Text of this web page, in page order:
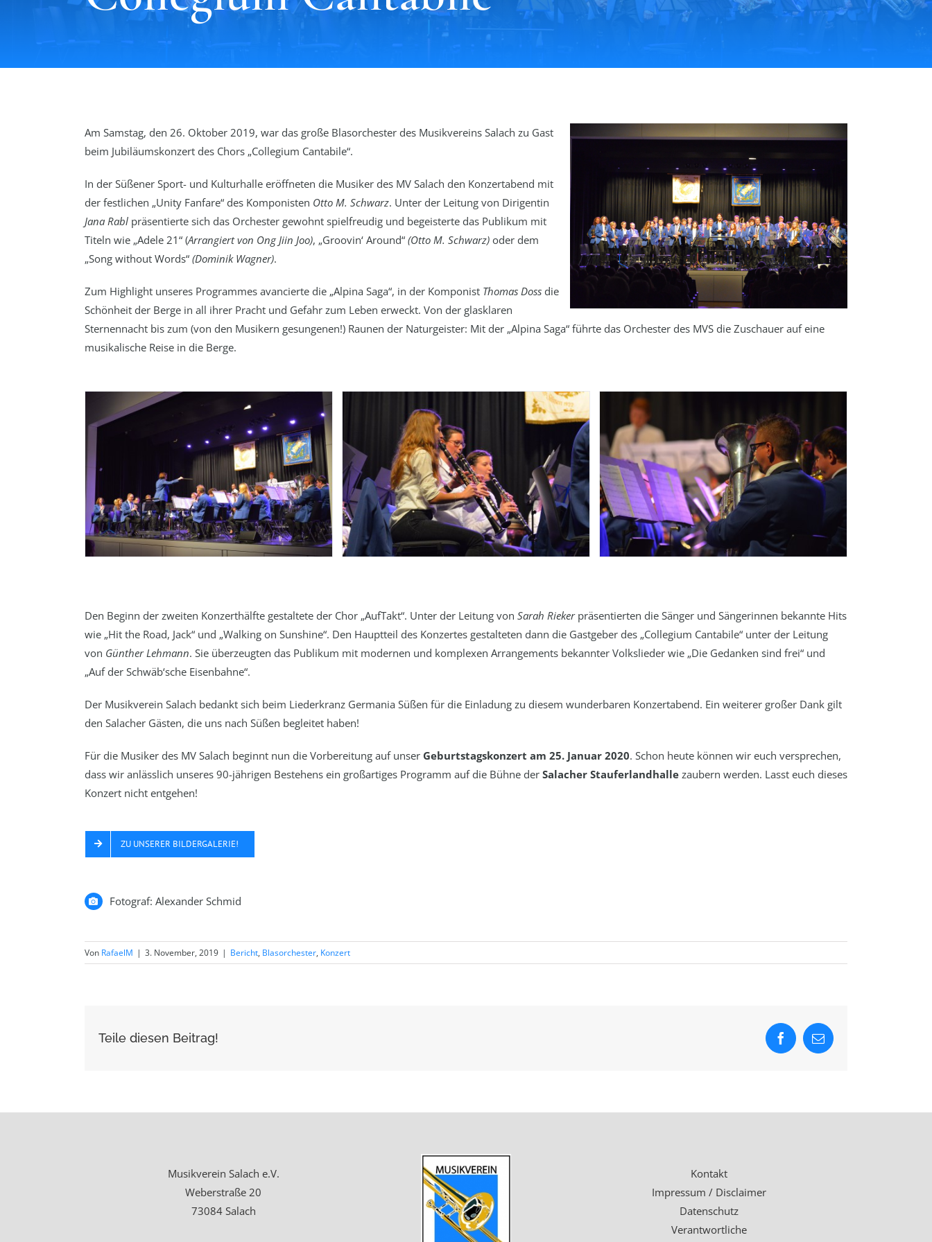
Am Samstag, den 26. Oktober 2019, war das große Blasorchester des Musikvereins Salach zu Gast
beim Jubiläumskonzert des Chors „Collegium Cantabile“.
In der Süßener Sport- und Kulturhalle eröffneten die Musiker des MV Salach den Konzertabend mit
der festlichen „Unity Fanfare“ des Komponisten Otto M. Schwarz. Unter der Leitung von Dirigentin
Jana Rabl präsentierte sich das Orchester gewohnt spielfreudig und begeisterte das Publikum mit
Titeln wie „Adele 21“ (Arrangiert von Ong Jiin Joo), „Groovin‘ Around“ (Otto M. Schwarz) oder dem
„Song without Words“ (Dominik Wagner).
Zum Highlight unseres Programmes avancierte die „Alpina Saga“, in der Komponist Thomas Doss die
Schönheit der Berge in all ihrer Pracht und Gefahr zum Leben erweckt. Von der glasklaren
Sternennacht bis zum (von den Musikern gesungenen!) Raunen der Naturgeister: Mit der „Alpina Saga“ führte das Orchester des MVS die Zuschauer auf eine
musikalische Reise in die Berge.
Den Beginn der zweiten Konzerthälfte gestaltete der Chor „AufTakt“. Unter der Leitung von Sarah Riekerpräsentierten die Sänger und Sängerinnen bekannte Hits
wie „Hit the Road, Jack“ und „Walking on Sunshine“. Den Hauptteil des Konzertes gestalteten dann die Gastgeber des „Collegium Cantabile“ unter der Leitung
von Günther Lehmann. Sie überzeugten das Publikum mit modernen und komplexen Arrangements bekannter Volkslieder wie „Die Gedanken sind frei“ und
„Auf der Schwäb‘sche Eisenbahne“.
Der Musikverein Salach bedankt sich beim Liederkranz Germania Süßen für die Einladung zu diesem wunderbaren Konzertabend. Ein weiterer großer Dank gilt
den Salacher Gästen, die uns nach Süßen begleitet haben!
Für die Musiker des MV Salach beginnt nun die Vorbereitung auf unser Geburtstagskonzert am 25. Januar 2020. Schon heute können wir euch versprechen,
dass wir anlässlich unseres 90-jährigen Bestehens ein großartiges Programm auf die Bühne der Salacher Stauferlandhalle zaubern werden. Lasst euch dieses
Konzert nicht entgehen!
ZU UNSERER BILDERGALERIE!
Fotograf: Alexander Schmid
Von RafaelM | 3. November, 2019 | Bericht, Blasorchester, Konzert
Teile diesen Beitrag! Facebook
E-
Mail
Musikverein Salach e.V.
Weberstraße 20
73084 Salach
Kontakt
Impressum / Disclaimer
Datenschutz
Verantwortliche